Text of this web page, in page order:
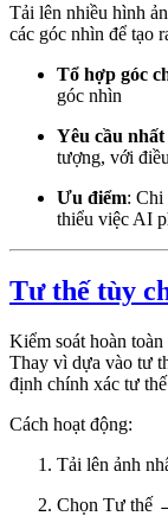
Tải lên nhiều hình
các góc nhìn để tạo
Tổ hợp góc
góc nhìn
Yêu cầu nhất
tượng, với
Ưu điểm: Chi
thiểu việc AI
Tư thế tùy
Kiểm soát hoàn
Thay vì dựa vào tư
định chính xác tư
Cách hoạt động:
Tải lên ảnh
Chọn Tư thế